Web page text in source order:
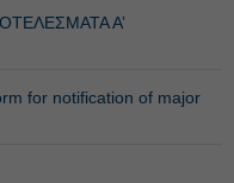
Α’
for notification of major